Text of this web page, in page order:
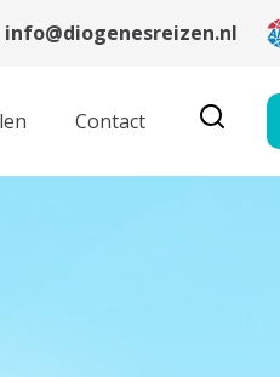
info@diogenesreizen.nl
Contact